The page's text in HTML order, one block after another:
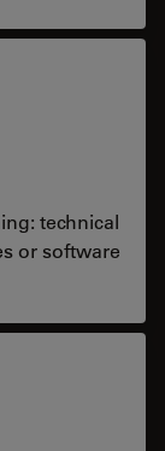
technical
or software